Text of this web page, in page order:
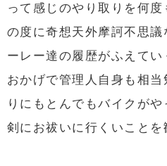
って感じのやり取りを何
の度に奇想天外摩訶不思
ーレー達の履歴がふえてい
おかげで管理人自身も相当
りにもとんでもバイクが
剣にお祓いに行くいことを